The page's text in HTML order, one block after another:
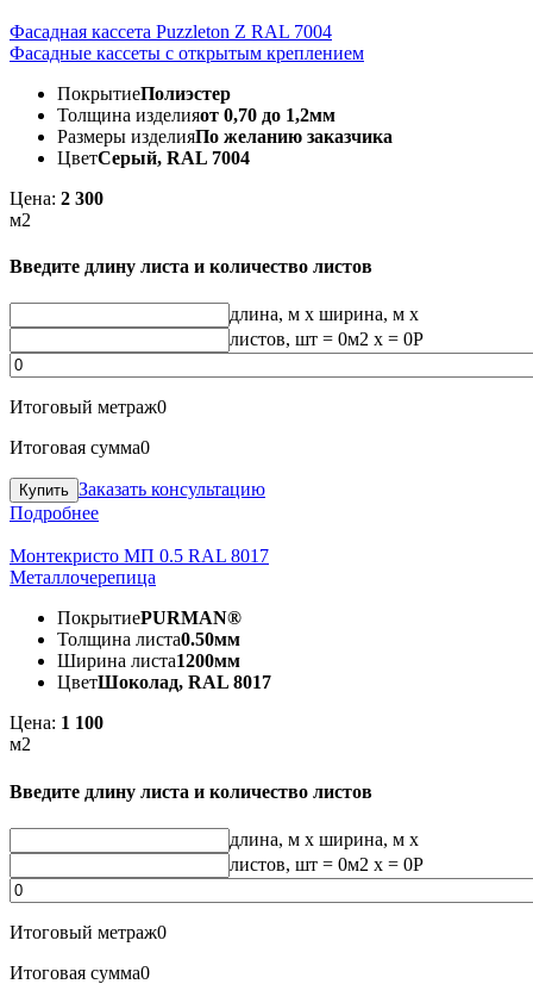
Фасадная кассета Puzzleton Z RAL 7004
Фасадные кассеты с открытым креплением
ПокрытиеПолиэстер
Толщина изделияот 0,70 до 1,2мм
Размеры изделияПо желанию заказчика
ЦветСерый, RAL 7004
Цена: 2 300
м2
Введите длину листа и количество листов
длина, м x ширина, м x
листов, шт = 0м2 x = 0Р
Итоговый метраж0
Итоговая сумма0
Заказать консультацию
Подробнее
Монтекристо МП 0.5 RAL 8017
Металлочерепица
ПокрытиеPURMAN®
Толщина листа0.50мм
Ширина листа1200мм
ЦветШоколад, RAL 8017
Цена: 1 100
м2
Введите длину листа и количество листов
длина, м x ширина, м x
листов, шт = 0м2 x = 0Р
Итоговый метраж0
Итоговая сумма0